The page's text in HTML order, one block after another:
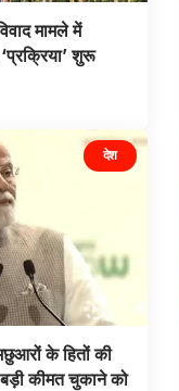
मामले में
शुरू
देश
के हितों की
कीमत चुकाने को